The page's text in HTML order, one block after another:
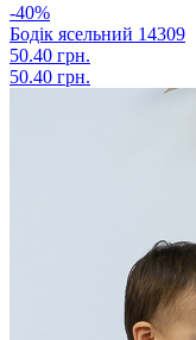
-40%
Бодік ясельний 14309
50.40 грн.
50.40 грн.